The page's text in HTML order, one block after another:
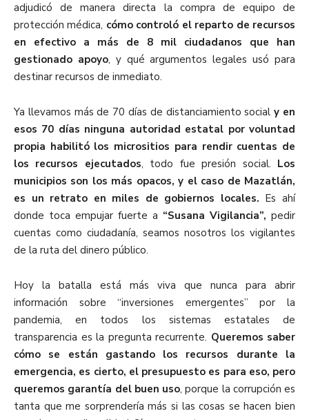
adjudicó de manera directa la compra de equipo de
protección médica, cómo controló el reparto de recursos
en efectivo a más de 8 mil ciudadanos que han
gestionado apoyo, y qué argumentos legales usó para
destinar recursos de inmediato.
Ya llevamos más de 70 días de distanciamiento socialy en
esos 70 días ninguna autoridad estatal por voluntad
propia habilitó los micrositios para rendir cuentas de
los recursos ejecutados, todo fue presión social. Los
municipios son los más opacos, y el caso de Mazatlán,
es un retrato en miles de gobiernos locales. Es ahí
donde toca empujar fuerte a “Susana Vigilancia”, pedir
cuentas como ciudadanía, seamos nosotros los vigilantes
de la ruta del dinero público.
Hoy la batalla está más viva que nunca para abrir
información sobre “inversiones emergentes” por la
pandemia, en todos los sistemas estatales de
transparencia es la pregunta recurrente. Queremos saber
cómo se están gastando los recursos durante la
emergencia, es cierto, el presupuesto es para eso, pero
queremos garantía del buen uso, porque la corrupción es
tanta que me sorprendería más si las cosas se hacen bien